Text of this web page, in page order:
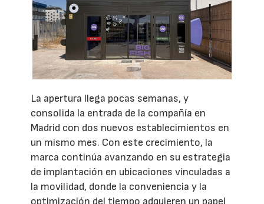
La apertura llega pocas semanas, y
consolida la entrada de la compañía en
Madrid con dos nuevos establecimientos en
un mismo mes. Con este crecimiento, la
marca continúa avanzando en su estrategia
de implantación en ubicaciones vinculadas a
la movilidad, donde la conveniencia y la
optimización del tiempo adquieren un papel